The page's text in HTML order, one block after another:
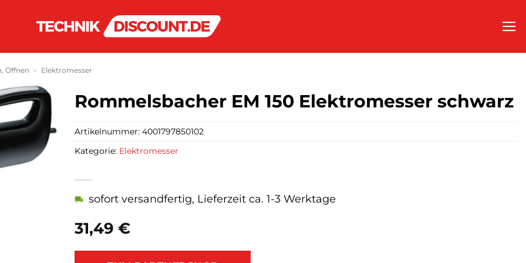
Öffnen » Elektromesser
Rommelsbacher EM 150 Elektromesser schwarz
31,49 €
sofort versandfertig, Lieferzeit ca. 1-3 Werktage
Artikelnummer: 4001797850102
Kategorie: Elektromesser